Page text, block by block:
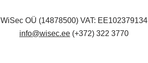
WiSec OÜ (14878500) VAT: EE102379134
info@wisec.ee (+372) 322 3770